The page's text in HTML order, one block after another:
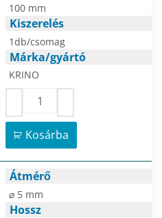
100 mm
Kiszerelés
1db/csomag
Márka/gyártó
KRINO
Kosárba
Átmérő
⌀ 5 mm
Hossz